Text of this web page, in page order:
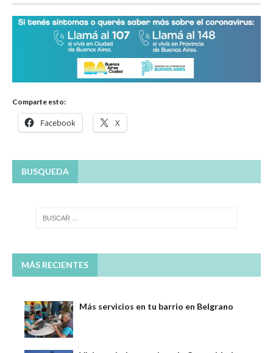
Comparte esto:
Facebook X
BUSQUEDA
MÁS RECIENTES
Más servicios en tu barrio en Belgrano